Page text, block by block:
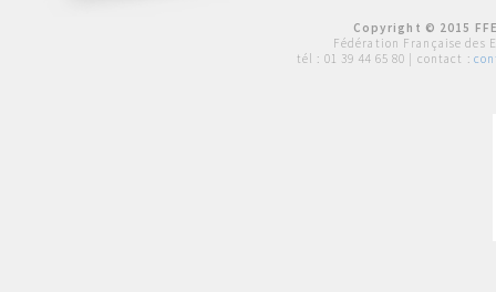
Copyright © 2015
Fédération Française des
tél : 01 39 44 65 80 | contact :